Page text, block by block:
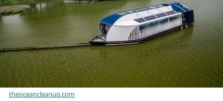
theoceancleanup.com